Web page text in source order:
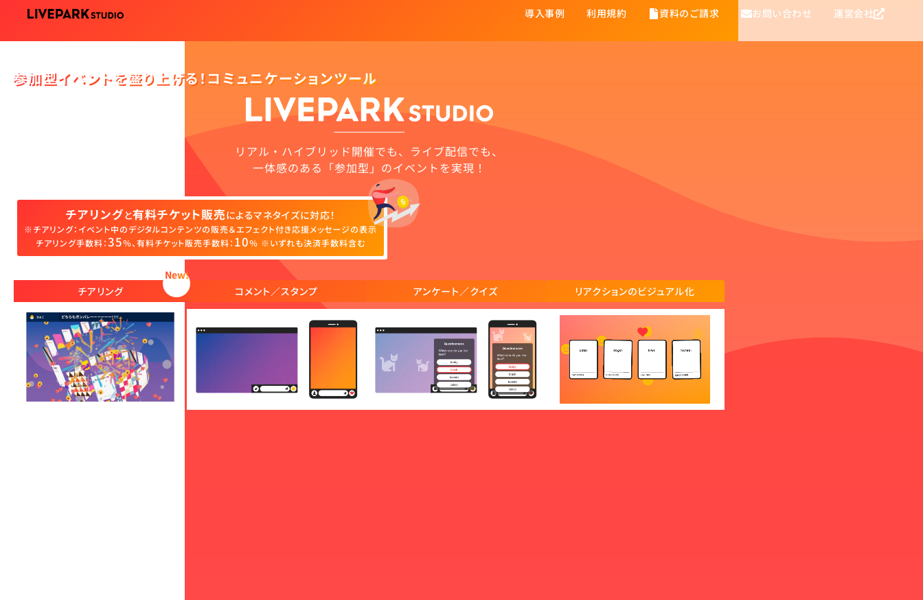
導入事例 利用規約 資料のご請求 お問い合わせ 運営会社
参加型イベントを盛り上げる！コミュニケーションツール
リアル・ハイブリッド開催でも、ライブ配信でも、
一体感のある「参加型」のイベントを実現！
チアリングと有料チケット販売によるマネタイズに対応！
※チアリング：イベント中のデジタルコンテンツの販売＆エフェクト付き応援メッセージの表示
チアリング手数料：35％、有料チケット販売手数料： 10％ ※いずれも決済手数料含む
New!
チアリング
コメント／スタンプ アンケート／クイズ リアクションのビジュアル化